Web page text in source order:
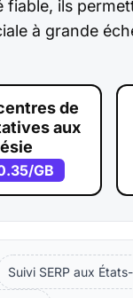
ils
à grande
de
aux
/GB
Suivi SERP aux